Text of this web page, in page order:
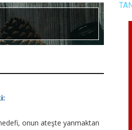
onun ateşte yanmaktan